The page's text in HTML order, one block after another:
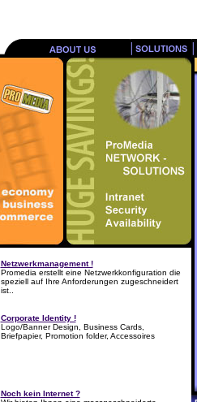
Netzwerkmanagement !
Promedia erstellt eine Netzwerkkonfiguration die
speziell auf Ihre Anforderungen zugeschneidert
ist..
Corporate Identity !
Logo/Banner Design, Business Cards,
Briefpapier, Promotion folder, Accessoires
Noch kein Internet ?